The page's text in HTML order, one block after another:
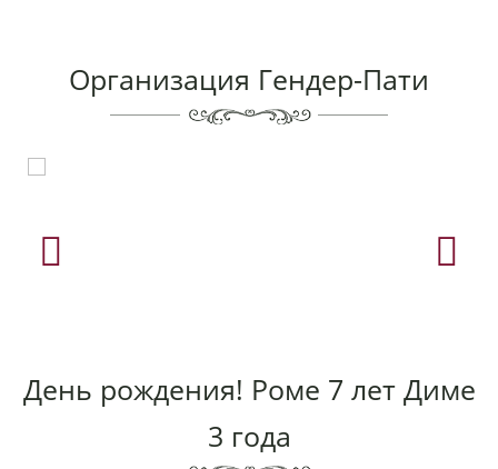
Организация Гендер-Пати
День рождения! Роме 7 лет Диме
3 года